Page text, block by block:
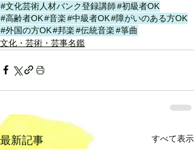
#文化芸術人材バンク登録講師#初級者OK
#高齢者OK#音楽#中級者OK#障がいのある方OK
#外国の方OK#邦楽#伝統音楽#箏曲
文化・芸術・芸事名鑑
最新記事 すべて表示